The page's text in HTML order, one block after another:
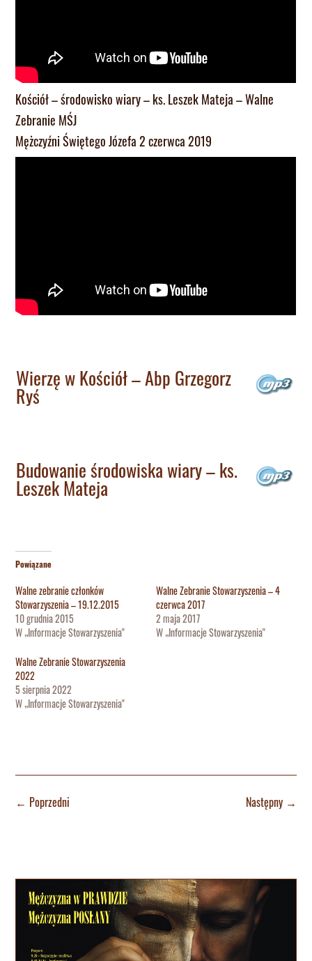
Kościół – środowisko wiary – ks. Leszek Mateja – Walne
Zebranie MŚJ
Mężczyźni Świętego Józefa 2 czerwca 2019
Wierzę w Kościół – Abp Grzegorz
Ryś
Budowanie środowiska wiary – ks.
Leszek Mateja
Powiązane
Walne zebranie członków
Stowarzyszenia – 19.12.2015
10 grudnia 2015
W „Informacje Stowarzyszenia"
Walne Zebranie Stowarzyszenia – 4
czerwca 2017
2 maja 2017
W „Informacje Stowarzyszenia"
Walne Zebranie Stowarzyszenia
2022
5 sierpnia 2022
W „Informacje Stowarzyszenia"
← Poprzedni Następny→